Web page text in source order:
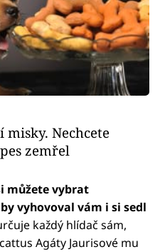
Nechcete
zemřel
můžete vybrat
vyhovoval vám i si sedl
každý hlídač sám,
Agáty Jaurisové mu